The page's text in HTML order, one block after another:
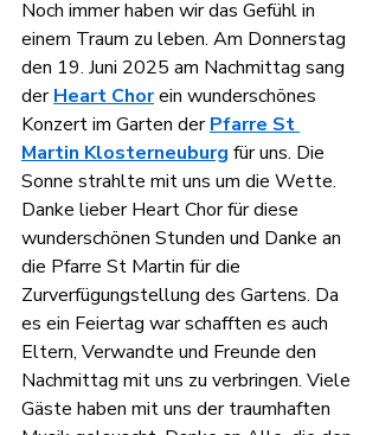
Noch immer haben wir das Gefühl in
einem Traum zu leben. Am Donnerstag
den 19. Juni 2025 am Nachmittag sang
der Heart Chor ein wunderschönes
Konzert im Garten der Pfarre St
Martin Klosterneuburg für uns. Die
Sonne strahlte mit uns um die Wette.
Danke lieber Heart Chor für diese
wunderschönen Stunden und Danke an
die Pfarre St Martin für die
Zurverfügungstellung des Gartens. Da
es ein Feiertag war schafften es auch
Eltern, Verwandte und Freunde den
Nachmittag mit uns zu verbringen. Viele
Gäste haben mit uns der traumhaften